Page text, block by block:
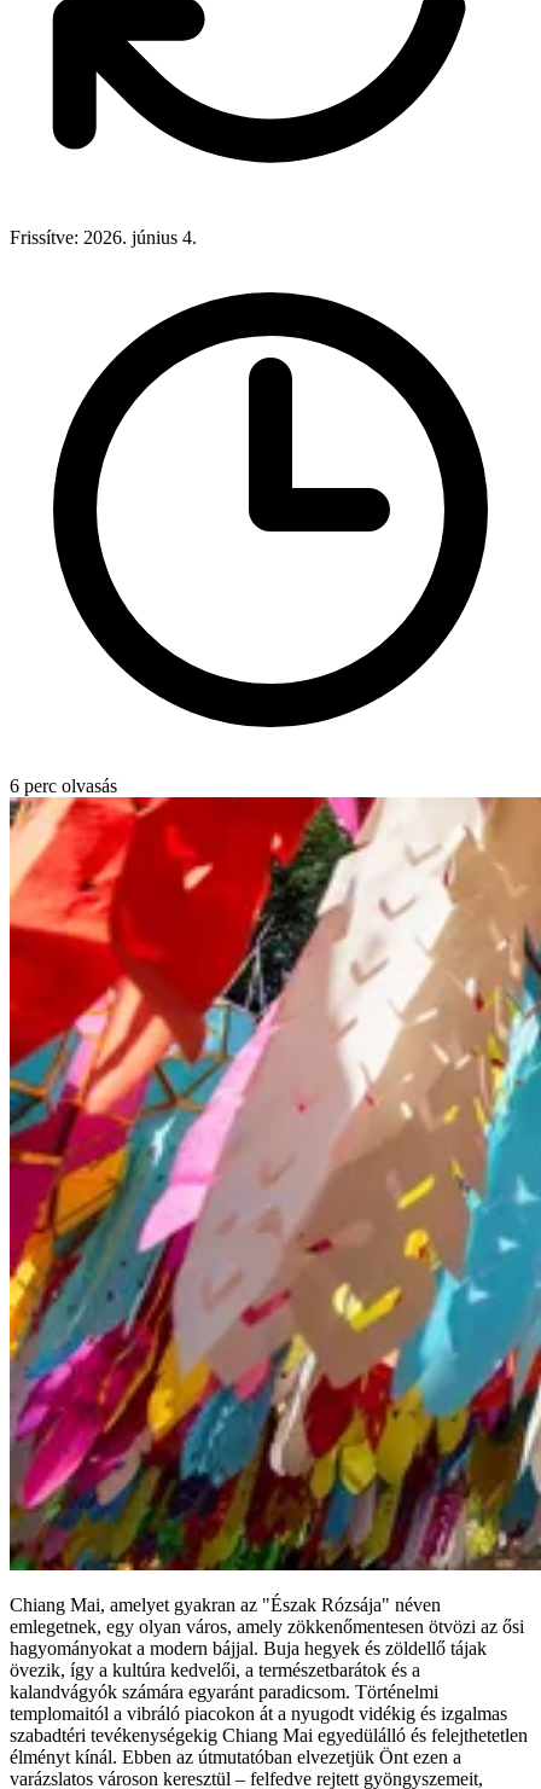
Frissítve: 2026. június 4.
6 perc olvasás
Chiang Mai, amelyet gyakran az "Észak Rózsája" néven
emlegetnek, egy olyan város, amely zökkenőmentesen ötvözi az ősi
hagyományokat a modern bájjal. Buja hegyek és zöldellő tájak
övezik, így a kultúra kedvelői, a természetbarátok és a
kalandvágyók számára egyaránt paradicsom. Történelmi
templomaitól a vibráló piacokon át a nyugodt vidékig és izgalmas
szabadtéri tevékenységekig Chiang Mai egyedülálló és felejthetetlen
élményt kínál. Ebben az útmutatóban elvezetjük Önt ezen a
varázslatos városon keresztül – felfedve rejtett gyöngyszemeit,